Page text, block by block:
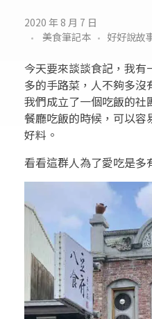
美
食
日
記
:
八
豆
食
府
-
台
2020 年 8 月 7 日
美食筆記本
好好說故
今天要來談談食記，我
多的手路菜，人不夠多
我們成立了一個吃飯的社
餐廳吃飯的時候，可以
好料。
看看這群人為了愛吃是